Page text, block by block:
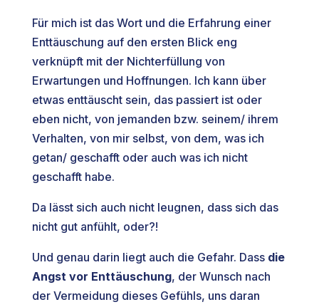
Für mich ist das Wort und die Erfahrung einer
Enttäuschung auf den ersten Blick eng
verknüpft mit der Nichterfüllung von
Erwartungen und Hoffnungen. Ich kann über
etwas enttäuscht sein, das passiert ist oder
eben nicht, von jemanden bzw. seinem/ ihrem
Verhalten, von mir selbst, von dem, was ich
getan/ geschafft oder auch was ich nicht
geschafft habe.
Da lässt sich auch nicht leugnen, dass sich das
nicht gut anfühlt, oder?!
Und genau darin liegt auch die Gefahr. Dass die
Angst vor Enttäuschung, der Wunsch nach
der Vermeidung dieses Gefühls, uns daran